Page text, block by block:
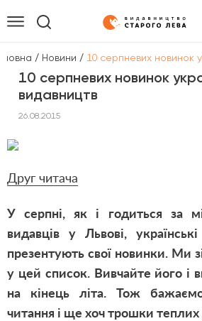
/ Новини / 10 серпневих новинок
10 серпневих новинок
видавництв
26.08.2015
Друг читача
У серпні, як і годиться за
видавців у Львові,
презентують свої новинки. Ми
у цей список. Вивчайте його і
на кінець літа. Тож
читання і ще хоч трошки теплих